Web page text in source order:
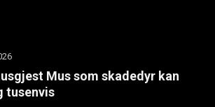
Mus som skadedyr kan
tusenvis